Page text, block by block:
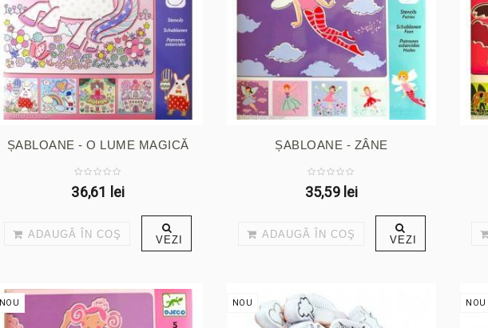
ȘABLOANE - O LUME MAGICĂ
36,61 lei
ADAUGĂ ÎN COŞ VEZI
ȘABLOANE - ZÂNE
35,59 lei
ADAUGĂ ÎN COŞ VEZI
NOU NOU NOU